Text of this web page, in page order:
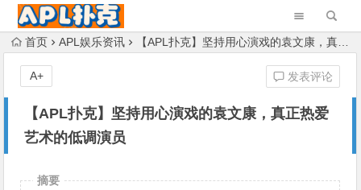
首页 APL娱乐资讯 【APL扑克】坚持用心演戏的袁文康，真正热爱艺术的低调演员
【APL扑克】坚持用心演戏的袁文康，真正热爱
艺术的低调演员
发表评论
A+
摘要